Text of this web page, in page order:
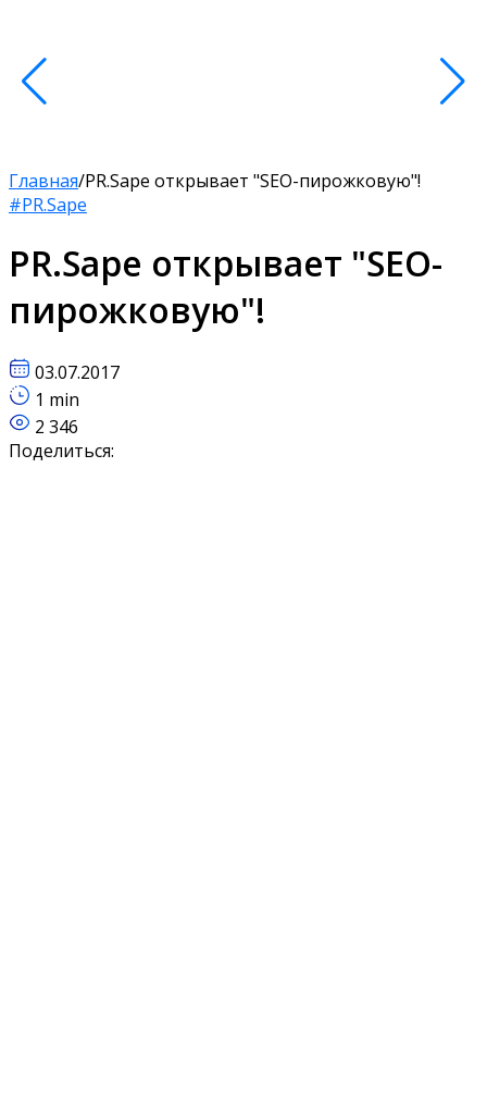
Главная/PR.Sape открывает "SEO-пирожковую"!
#PR.Sape
PR.Sape открывает "SEO-
пирожковую"!
03.07.2017
1 min
2 346
Поделиться: